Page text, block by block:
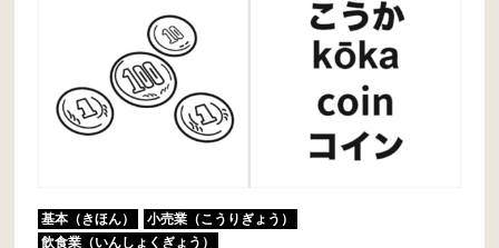
基本（きほん）
小売業（こうりぎょう）
飲食業（いんしょくぎょう）